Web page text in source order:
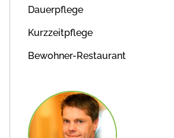
Dauerpflege
Kurzzeitpflege
Bewohner-Restaurant